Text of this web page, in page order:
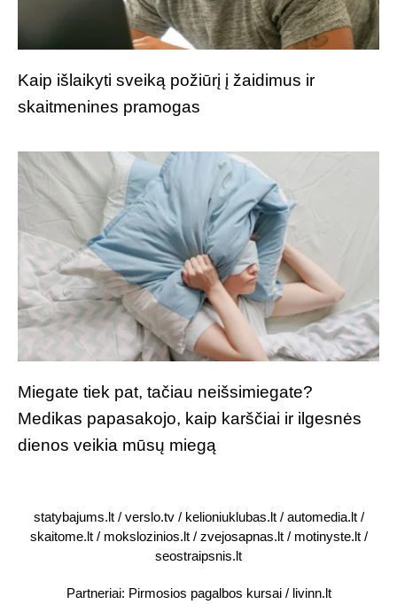
Kaip išlaikyti sveiką požiūrį į žaidimus ir
skaitmenines pramogas
Miegate tiek pat, tačiau neišsimiegate?
Medikas papasakojo, kaip karščiai ir ilgesnės
dienos veikia mūsų miegą
statybajums.lt/ verslo.tv/ kelioniuklubas.lt/ automedia.lt/
skaitome.lt/ mokslozinios.lt/ zvejosapnas.lt/ motinyste.lt/
seostraipsnis.lt
Partneriai: Pirmosios pagalbos kursai/ livinn.lt